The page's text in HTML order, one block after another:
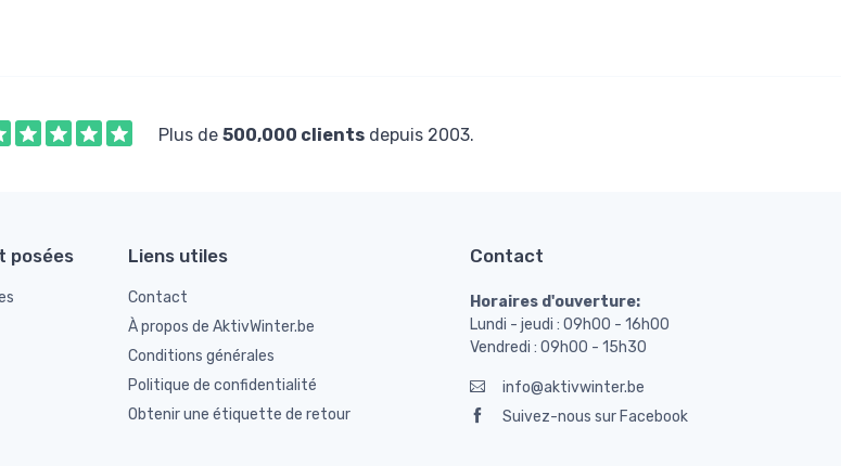
Plus de 500,000 clientsdepuis 2003.
posées Liens utiles
Contact
À propos de AktivWinter.be
Conditions générales
Politique de confidentialité
Obtenir une étiquette de retour
Contact
Horaires d'ouverture:
Lundi - jeudi : 09h00 - 16h00
Vendredi : 09h00 - 15h30
info@aktivwinter.be
Suivez-nous sur Facebook